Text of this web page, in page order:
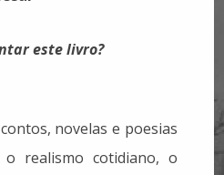
este livro?
novelas e poesias
realismo cotidiano, o